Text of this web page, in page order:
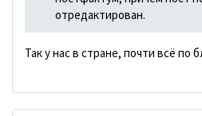
отредактирован.
Так у нас в стране, почти всё по